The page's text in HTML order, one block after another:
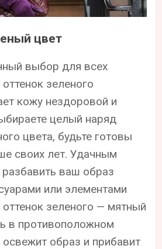
цвет
выбор для всех
зеленого
кожу нездоровой и
целый наряд
цвета, будьте готовы
своих лет. Удачным
ваш образ
или элементами
зеленого — мятный
в противоположном
образ и прибавит